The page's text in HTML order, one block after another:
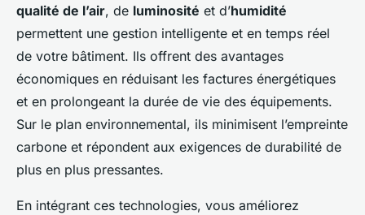
qualité de l’air, de luminosité et d’humidité
permettent une gestion intelligente et en temps réel
de votre bâtiment. Ils offrent des avantages
économiques en réduisant les factures énergétiques
et en prolongeant la durée de vie des équipements.
Sur le plan environnemental, ils minimisent l’empreinte
carbone et répondent aux exigences de durabilité de
plus en plus pressantes.
En intégrant ces technologies, vous améliorez